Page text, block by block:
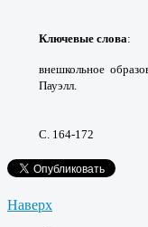
Ключевые слова:
внешкольное
Пауэлл.
С. 164-172
Наверх